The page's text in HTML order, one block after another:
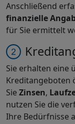
Anschließend
finanzielle
für Sie ermittelt
Sie erhalten eine
Kreditangeboten
Sie Zinsen,
nutzen Sie die
Ihre Bedürfnisse